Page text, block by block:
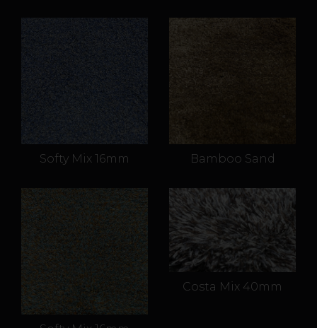
Softy Mix 16mm Bamboo Sand
Costa Mix 40mm